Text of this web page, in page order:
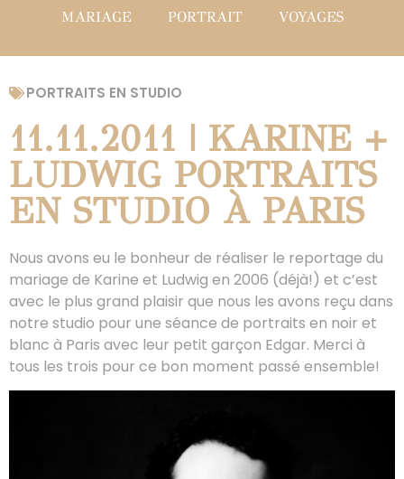
MARIAGE PORTRAIT VOYAGES
PORTRAITS EN STUDIO
11.11.2011 | KARINE +
LUDWIG PORTRAITS
EN STUDIO À PARIS
Nous avons eu le bonheur de réaliser le reportage du
mariage de Karine et Ludwig en 2006 (déjà!) et c’est
avec le plus grand plaisir que nous les avons reçu dans
notre studio pour une séance de portraits en noir et
blanc à Paris avec leur petit garçon Edgar. Merci à
tous les trois pour ce bon moment passé ensemble!